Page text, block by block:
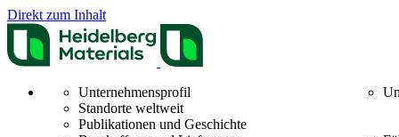
Direkt zum Inhalt
Unternehmensprofil
Standorte weltweit
Publikationen und Geschichte